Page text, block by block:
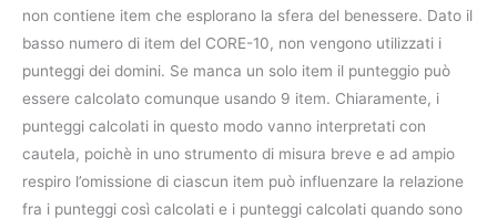
non contiene item che esplorano la sfera del benessere. Dato il
basso numero di item del CORE-10, non vengono utilizzati i
punteggi dei domini. Se manca un solo item il punteggio può
essere calcolato comunque usando 9 item. Chiaramente, i
punteggi calcolati in questo modo vanno interpretati con
cautela, poichè in uno strumento di misura breve e ad ampio
respiro l’omissione di ciascun item può influenzare la relazione
fra i punteggi così calcolati e i punteggi calcolati quando sono